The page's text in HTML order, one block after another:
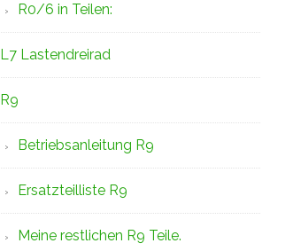
R0/6 in Teilen:
L7 Lastendreirad
R9
Betriebsanleitung R9
Ersatzteilliste R9
Meine restlichen R9 Teile.